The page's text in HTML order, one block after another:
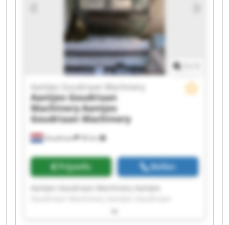
Goudriaan Machinery Aantjes Goudriaan
Machinery Aantjes Goudriaan Machinery
Aantjes Goudriaan Machinery Aantjes
Goudriaan Machinery Aantjes Goudriaan
Machinery Aantjes Goudriaan Machinery
Goudriaan 38 km
Aantjes Goudriaan Machinery
Aantjes Goudriaan
MachineryAantjes
Goudriaan Machinery
Prijsinfo Bellen
Aantjes Goudriaan Machinery Aantjes
Machinery Aantjes Goudriaan Machinery